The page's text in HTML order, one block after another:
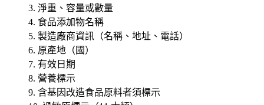
淨重、容量或數量
食品添加物名稱
製造廠商資訊（名稱、地址、電話）
原產地（國）
有效日期
營養標示
含基因改造食品原料者須標示